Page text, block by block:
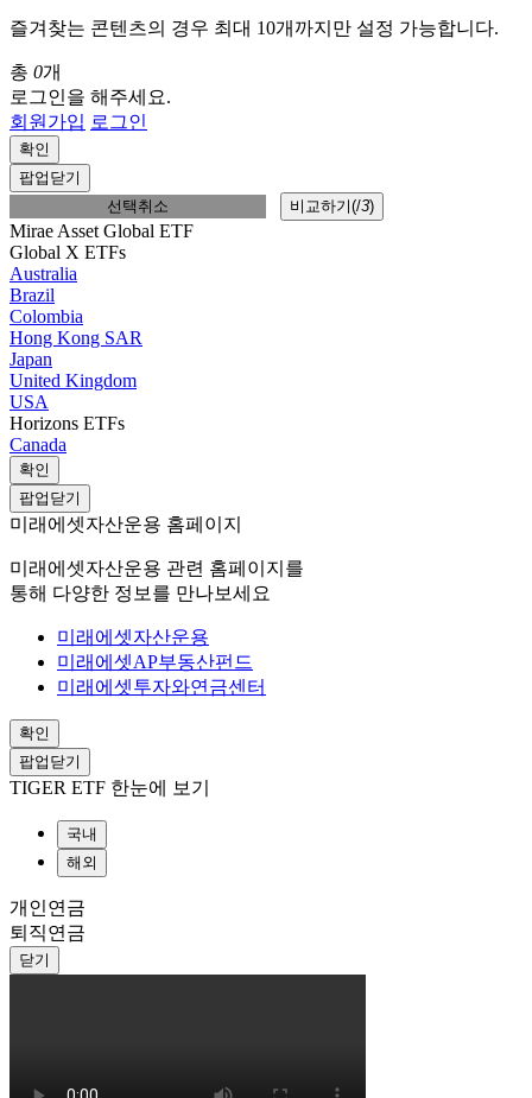
즐겨찾는 콘텐츠의 경우 최대 10개까지만 설정 가능합니다.
총 0개
로그인을 해주세요.
회원가입 로그인
확인
팝업닫기
선택취소
비교하기(/3)
Mirae Asset Global ETF
Global X ETFs
Australia
Brazil
Colombia
Hong Kong SAR
Japan
United Kingdom
USA
Horizons ETFs
Canada
확인
팝업닫기
미래에셋자산운용 홈페이지
미래에셋자산운용 관련 홈페이지를
통해 다양한 정보를 만나보세요
미래에셋자산운용
미래에셋AP부동산펀드
미래에셋투자와연금센터
확인
팝업닫기
TIGER ETF 한눈에 보기
국내
해외
개인연금
퇴직연금
닫기